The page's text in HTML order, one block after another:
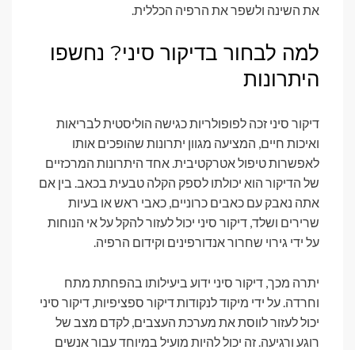
את השינה ולשפר את הרפיה הכללית.
למה לבחור בדיקור סיני? נחשפו
היתרונות
דיקור סיני זכה לפופולריות כגישה הוליסטית לבריאות
ואיכות חיים, המציעה מגוון יתרונות שהופכים אותו
לאפשרות טיפול אטרקטיבית. אחד היתרונות המרכזיים
של הדיקור הוא יכולתו לספק הקלה טבעית בכאב. בין אם
אתה נאבק עם כאבים כרוניים, כאבי ראש או בעיות
שרירים ושלד, דיקור סיני יכול לעזור להקל על אי הנוחות
על ידי גירוי שחרור אנדורפינים וקידום הרפיה.
יתרה מכך, דיקור סיני ידוע ביעילותו בהפחתת מתח
וחרדה. על ידי מיקוד לנקודות דיקור ספציפיות, דיקור סיני
יכול לעזור לווסת את מערכת העצבים, לקדם מצב של
רוגע ורגיעה. זה יכול להיות מועיל במיוחד עבור אנשים